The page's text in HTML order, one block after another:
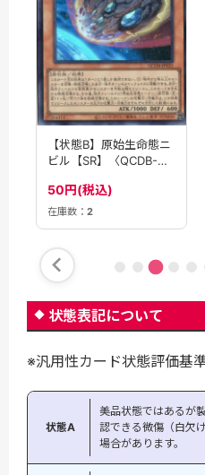
【状態B】原始生命態ニ
ビル【SR】〈QCDB-
50円(税込)
在庫数： 2
状態表記について
※汎用性カード状態評価基
状態A
美品状態ではあるが
認できる微傷（白欠
場合があります。